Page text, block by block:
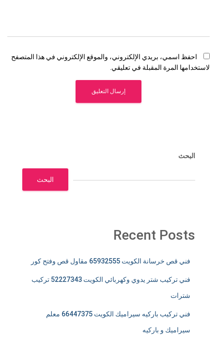
احفظ اسمي، بريدي الإلكتروني، والموقع الإلكتروني في هذا المتصفح
لاستخدامها المرة المقبلة في تعليقي.
البحث
البحث
Recent Posts
فني قص خرسانة الكويت 65932555 مقاول قص وفتح كور
فني تركيب شتر يدوي وكهربائي الكويت 52227343 تركيب
شترات
فني تركيب باركيه سيراميك الكويت 66447375 معلم
سيراميك و باركيه